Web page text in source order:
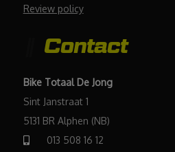
Review policy
Contact
Bike Totaal De Jong
Sint Janstraat 1
5131 BR Alphen (NB)
013 508 16 12